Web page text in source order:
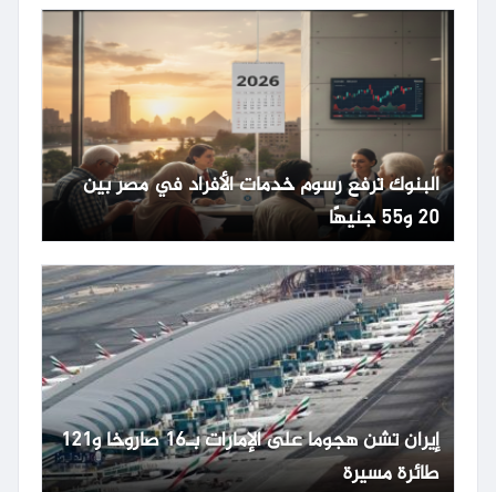
البنوك ترفع رسوم خدمات الأفراد في مصر بين
20 و55 جنيهًا
إيران تشن هجوما على الإمارات بـ16 صاروخا و121
طائرة مسيرة